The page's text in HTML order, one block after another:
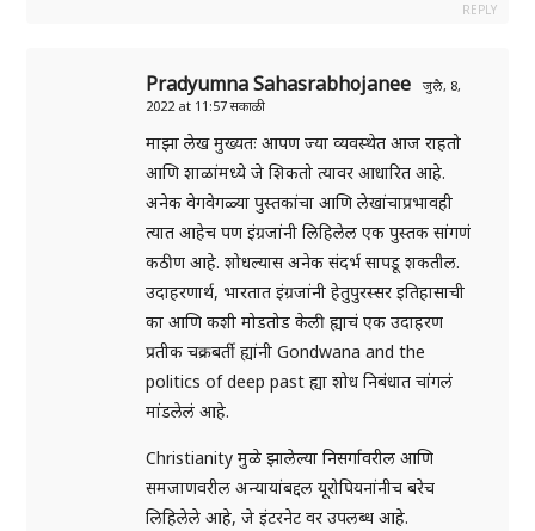
REPLY
Pradyumna Sahasrabhojanee
जुलै, 8,
2022 at 11:57 सकाळी
माझा लेख मुख्यतः आपण ज्या व्यवस्थेत आज राहतो
आणि शाळांमध्ये जे शिकतो त्यावर आधारित आहे.
अनेक वेगवेगळ्या पुस्तकांचा आणि लेखांचाप्रभावही
त्यात आहेच पण इंग्रजांनी लिहिलेल एक पुस्तक सांगणं
कठीण आहे. शोधल्यास अनेक संदर्भ सापडू शकतील.
उदाहरणार्थ, भारतात इंग्रजांनी हेतुपुरस्सर इतिहासाची
का आणि कशी मोडतोड केली ह्याचं एक उदाहरण
प्रतीक चक्रबर्ती ह्यांनी Gondwana and the
politics of deep past ह्या शोध निबंधात चांगलं
मांडलेलं आहे.
Christianity मुळे झालेल्या निसर्गावरील आणि
समजाणवरील अन्यायांबद्दल यूरोपियनांनीच बरेच
लिहिलेले आहे, जे इंटरनेट वर उपलब्ध आहे.